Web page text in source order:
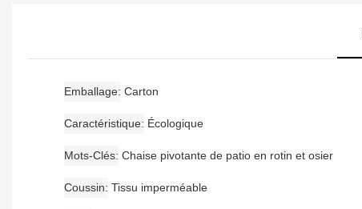
Emballage Carton
Caractéristique Écologique
Mots-Clés Chaise pivotante de patio en rotin et osier
Coussin Tissu imperméable